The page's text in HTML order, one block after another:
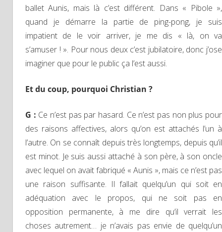
ballet Aunis, mais là c’est différent. Dans « Pibole »,
quand je démarre la partie de ping-pong, je suis
impatient de le voir arriver, je me dis « là, on va
s’amuser ! ». Pour nous deux c’est jubilatoire, donc j’ose
imaginer que pour le public ça l’est aussi.
Et du coup, pourquoi Christian ?
G : Ce n’est pas par hasard. Ce n’est pas non plus pour
des raisons affectives, alors qu’on est attachés l’un à
l’autre. On se connaît depuis très longtemps, depuis qu’il
est minot. Je suis aussi attaché à son père, à son oncle
avec lequel on avait fabriqué « Aunis », mais ce n’est pas
une raison suffisante. Il fallait quelqu’un qui soit en
adéquation avec le propos, qui ne soit pas en
opposition permanente, à me dire qu’il verrait les
choses autrement… je n’avais pas envie de quelqu’un